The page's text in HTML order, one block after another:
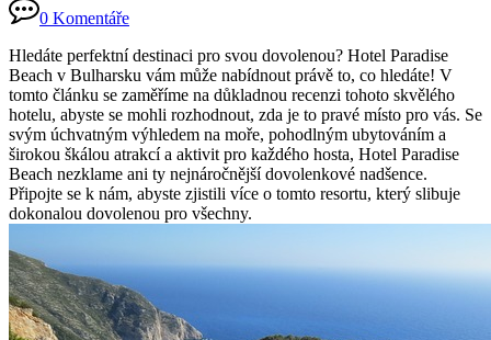
0 Komentáře
Hledáte perfektní destinaci pro svou dovolenou? Hotel Paradise
Beach v Bulharsku vám může nabídnout právě to, co hledáte! V
tomto článku se zaměříme na důkladnou recenzi tohoto skvělého
hotelu, abyste se mohli rozhodnout, zda je to pravé místo pro vás. Se
svým úchvatným výhledem na moře, pohodlným ubytováním a
širokou škálou atrakcí a aktivit pro každého hosta, Hotel Paradise
Beach nezklame ani ty nejnáročnější dovolenkové nadšence.
Připojte se k nám, abyste zjistili více o tomto resortu, který slibuje
dokonalou dovolenou pro všechny.